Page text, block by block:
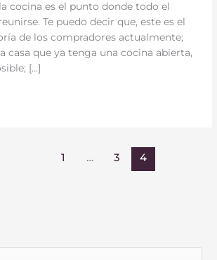
cocina es el punto donde todo el
Te puedo decir que, este es el
de los compradores actualmente;
casa que ya tenga una cocina abierta,
[…]
1 … 3 4